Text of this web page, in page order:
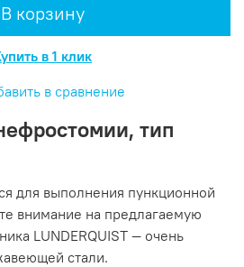
В корзину
в 1 клик
в сравнение
тип
для выполнения пункционной
внимание на предлагаемую
LUNDERQUIST — очень
стали.